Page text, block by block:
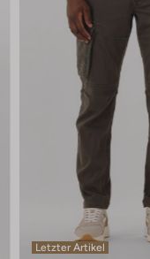
Letzter Artikel